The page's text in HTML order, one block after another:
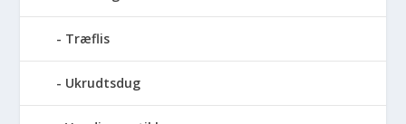
Træflis
Ukrudtsdug